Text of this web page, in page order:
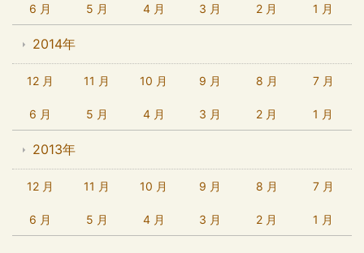
6 月 5 月 4 月 3 月 2 月 1 月
2014年
12 月 11 月 10 月 9 月 8 月 7 月
6 月 5 月 4 月 3 月 2 月 1 月
2013年
12 月 11 月 10 月 9 月 8 月 7 月
6 月 5 月 4 月 3 月 2 月 1 月